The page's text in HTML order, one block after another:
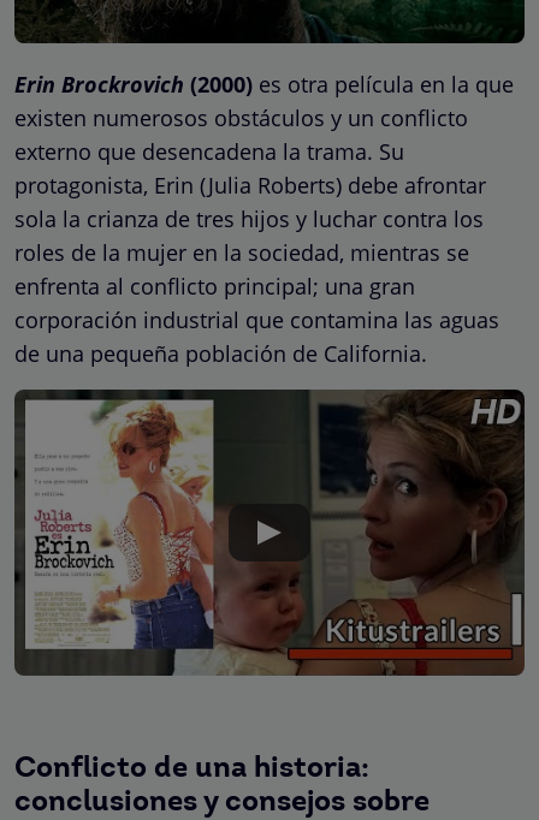
Erin Brockrovich (2000) es otra película en la que
existen numerosos obstáculos y un conflicto
externo que desencadena la trama. Su
protagonista, Erin (Julia Roberts) debe afrontar
sola la crianza de tres hijos y luchar contra los
roles de la mujer en la sociedad, mientras se
enfrenta al conflicto principal; una gran
corporación industrial que contamina las aguas
de una pequeña población de California.
Conflicto de una historia:
conclusiones y consejos sobre